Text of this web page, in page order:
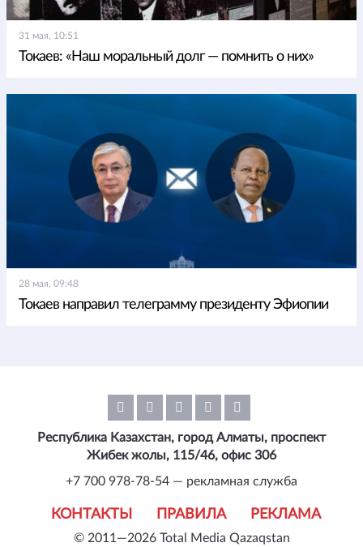
31 мая, 10:51
Токаев: «Наш моральный долг — помнить о них»
28 мая, 09:48
Токаев направил телеграмму президенту Эфиопии
© 2011—2026 Total Media Qazaqstan
КОНТАКТЫ ПРАВИЛА РЕКЛАМА
Республика Казахстан, город Алматы, проспект
Жибек жолы, 115/46, офис 306
+7 700 978-78-54 — рекламная служба